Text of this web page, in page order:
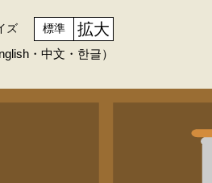
ズ 標準 拡大
・中文・한글）